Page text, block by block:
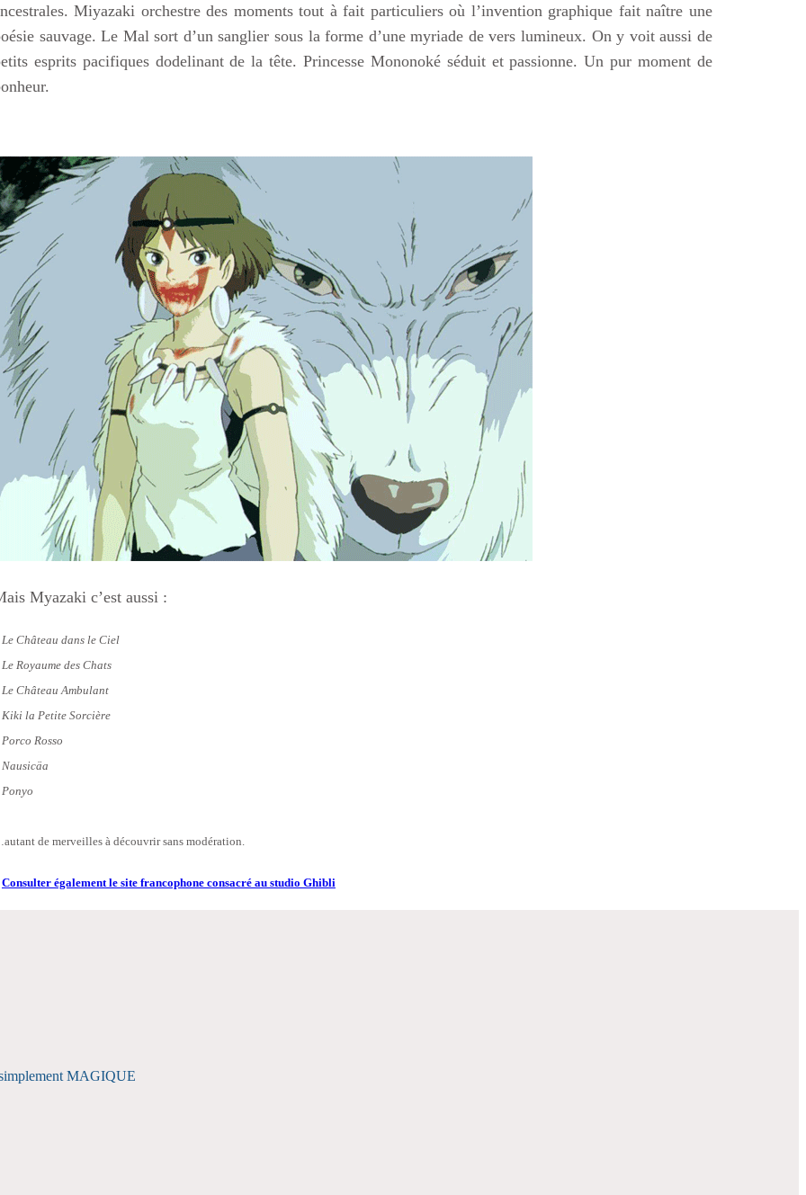
Miyazaki orchestre des moments tout à fait particuliers où l’invention graphique fait naître une
sauvage. Le Mal sort d’un sanglier sous la forme d’une myriade de vers lumineux. On y voit aussi de
esprits pacifiques dodelinant de la tête. Princesse Mononoké séduit et passionne. Un pur moment de
Myazaki c’est aussi :
Château dans le Ciel
Royaume des Chats
Château Ambulant
Kiki la Petite Sorcière
Rosso
de merveilles à découvrir sans modération.
Consulter également le site francophone consacré au studio Ghibli
MAGIQUE